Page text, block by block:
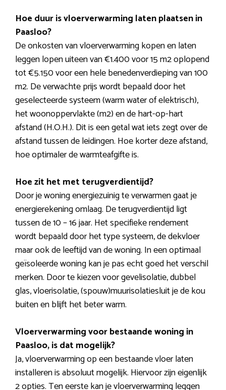
Hoe duur is vloerverwarming laten plaatsen in
Paasloo?
De onkosten van vloerverwarming kopen en laten
leggen lopen uiteen van €1.400 voor 15 m2 oplopend
tot €5.150 voor een hele benedenverdieping van 100
m2. De verwachte prijs wordt bepaald door het
geselecteerde systeem (warm water of elektrisch),
het woonoppervlakte (m2) en de hart-op-hart
afstand (H.O.H.). Dit is een getal wat iets zegt over de
afstand tussen de leidingen. Hoe korter deze afstand,
hoe optimaler de warmteafgifte is.
Hoe zit het met terugverdientijd?
Door je woning energiezuinig te verwarmen gaat je
energierekening omlaag. De terugverdientijd ligt
tussen de 10 – 16 jaar. Het specifieke rendement
wordt bepaald door het type systeem, de dekvloer
maar ook de leeftijd van de woning. In een optimaal
geïsoleerde woning kan je pas echt goed het verschil
merken. Door te kiezen voor gevelisolatie, dubbel
glas, vloerisolatie, (spouw)muurisolatiesluit je de kou
buiten en blijft het beter warm.
Vloerverwarming voor bestaande woning in
Paasloo, is dat mogelijk?
Ja, vloerverwarming op een bestaande vloer laten
installeren is absoluut mogelijk. Hiervoor zijn eigenlijk
2 opties. Ten eerste kan je vloerverwarming leggen